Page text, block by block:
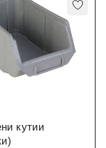
кутии